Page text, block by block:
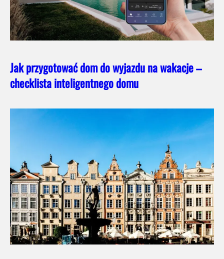
Jak przygotować dom do wyjazdu na wakacje –
checklista inteligentnego domu